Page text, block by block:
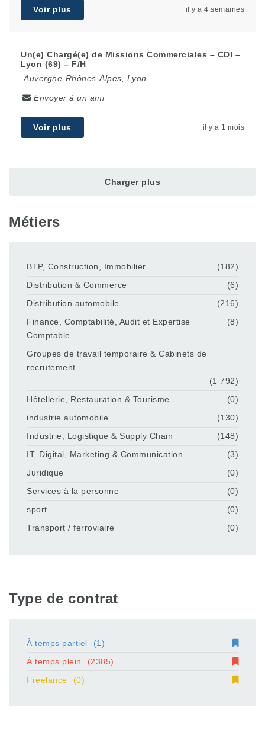
Voir plus il y a 4 semaines
Un(e) Chargé(e) de Missions Commerciales – CDI –
Lyon (69) – F/H
Auvergne-Rhônes-Alpes
Lyon
Envoyer à un ami
Voir plus il y a 1 mois
Charger plus
Métiers
BTP, Construction, Immobilier
(182)
Distribution & Commerce
(6)
Distribution automobile
(216)
Finance, Comptabilité, Audit et Expertise
Comptable
(8)
Groupes de travail temporaire & Cabinets de
recrutement
(1 792)
Hôtellerie, Restauration & Tourisme
(0)
industrie automobile
(130)
Industrie, Logistique & Supply Chain
(148)
IT, Digital, Marketing & Communication
(3)
Juridique
(0)
Services à la personne
(0)
sport
(0)
Transport / ferroviaire
(0)
Type de contrat
À temps partiel
(1)
À temps plein
(2385)
Freelance
(0)